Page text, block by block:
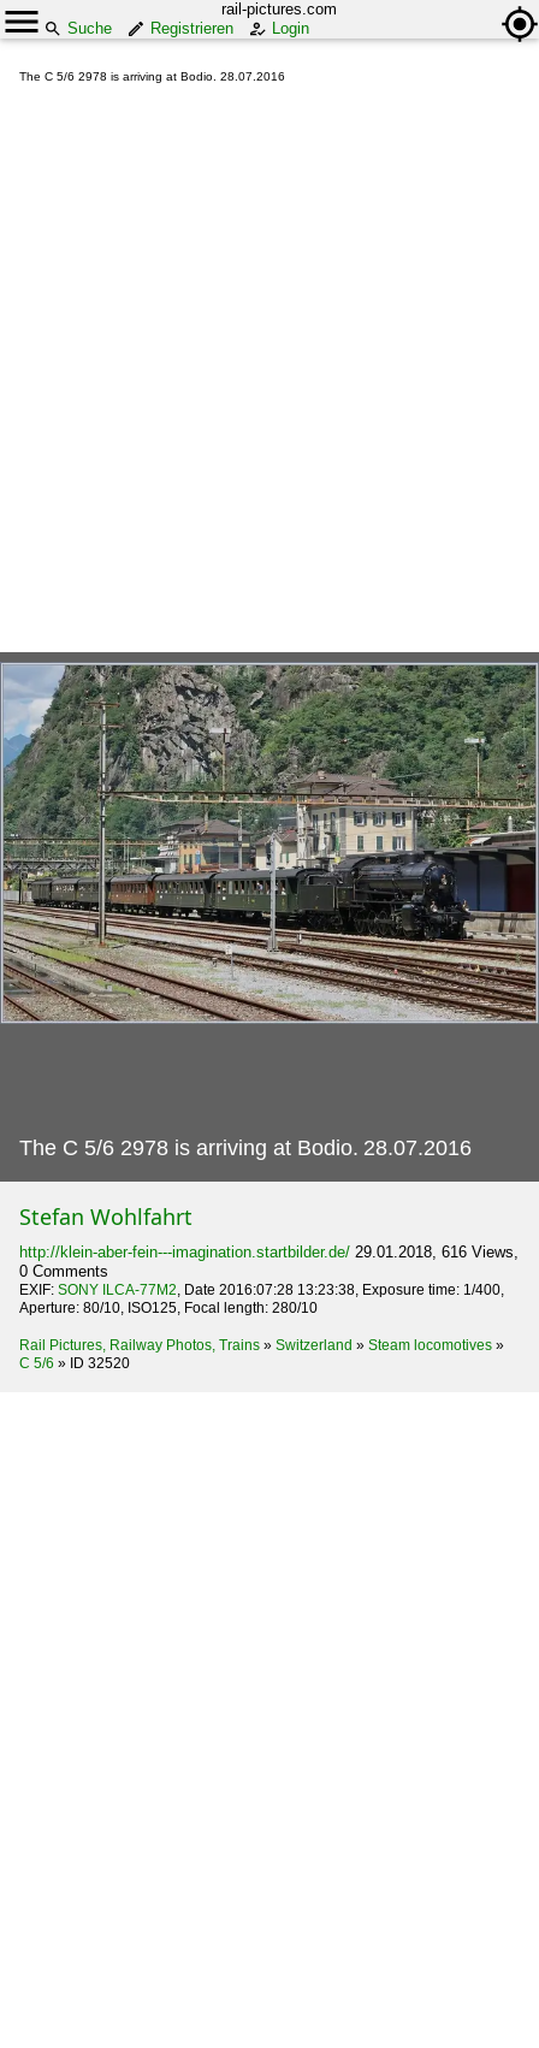
rail-pictures.com
Suche
Registrieren Login
The C 5/6 2978 is arriving at Bodio. 28.07.2016
The C 5/6 2978 is arriving at Bodio. 28.07.2016
Stefan Wohlfahrt
http://klein-aber-fein---imagination.startbilder.de/ 29.01.2018, 616 Views,
0 Comments
EXIF: SONY ILCA-77M2, Date 2016:07:28 13:23:38, Exposure time: 1/400,
Aperture: 80/10, ISO125, Focal length: 280/10
Rail Pictures, Railway Photos, Trains » Switzerland » Steam locomotives »
C 5/6 » ID 32520